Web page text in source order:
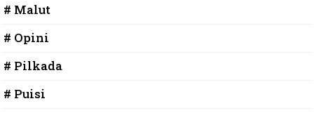
# Malut
# Opini
# Pilkada
# Puisi